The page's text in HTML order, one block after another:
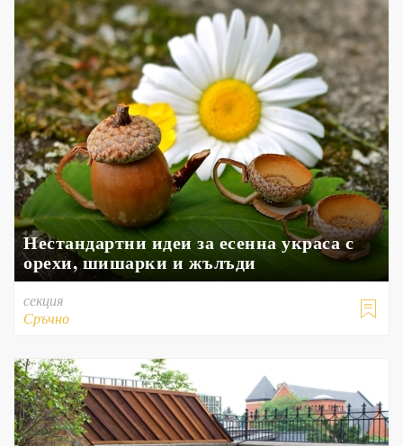
Нестандартни идеи за есенна украса с
орехи, шишарки и жълъди

секция
Сръчно